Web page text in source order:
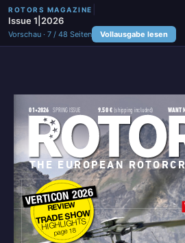
ROTORS MAGAZINE
Issue 1|2026
Vorschau · 7 / 48 Seiten Vollausgabe lesen